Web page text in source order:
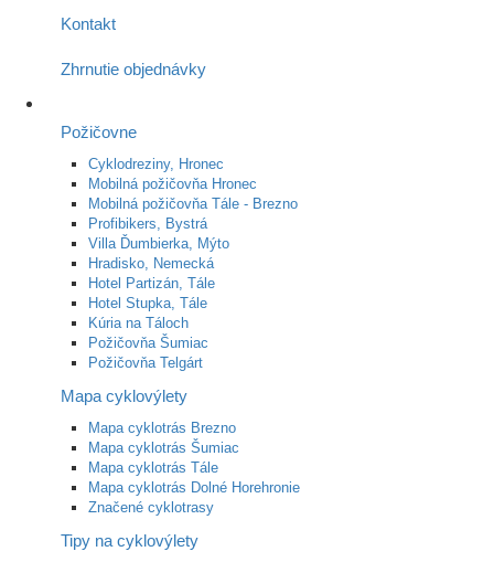
Kontakt
Zhrnutie objednávky
Požičovne
Cyklodreziny, Hronec
Mobilná požičovňa Hronec
Mobilná požičovňa Tále - Brezno
Profibikers, Bystrá
Villa Ďumbierka, Mýto
Hradisko, Nemecká
Hotel Partizán, Tále
Hotel Stupka, Tále
Kúria na Táloch
Požičovňa Šumiac
Požičovňa Telgárt
Mapa cyklovýlety
Mapa cyklotrás Brezno
Mapa cyklotrás Šumiac
Mapa cyklotrás Tále
Mapa cyklotrás Dolné Horehronie
Značené cyklotrasy
Tipy na cyklovýlety